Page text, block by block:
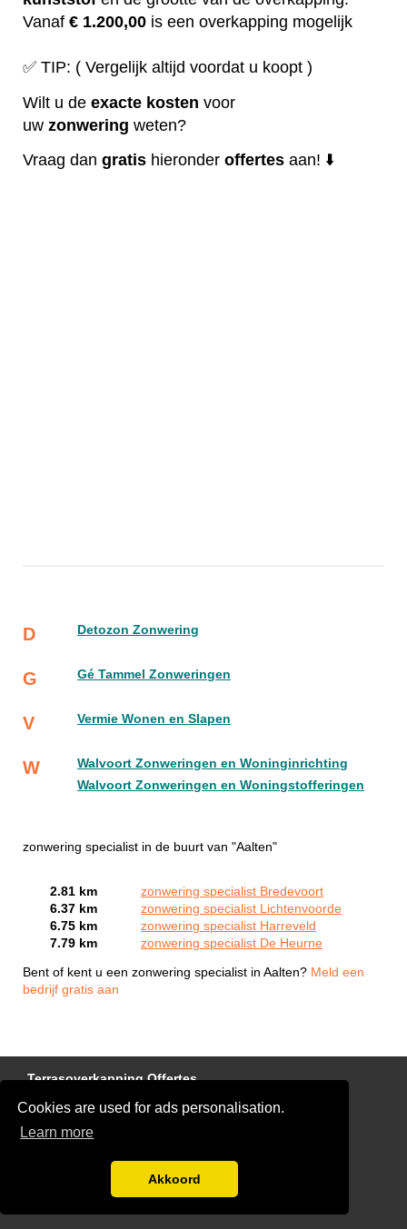
Cookies are used for ads personalisation.
Learn more
Akkoord
Vanaf € 1.200,00 is een overkapping mogelijk
✅ TIP: ( Vergelijk altijd voordat u koopt )
Wilt u de exacte kosten voor
uw zonwering weten?
Vraag dan gratis hieronder offertes aan! ⬇️
D Detozon Zonwering
G Gé Tammel Zonweringen
V Vermie Wonen en Slapen
W
Walvoort Zonweringen en Woninginrichting
Walvoort Zonweringen en Woningstofferingen
zonwering specialist in de buurt van "Aalten"
2.81 km
zonwering specialist Bredevoort
6.37 km
zonwering specialist Lichtenvoorde
6.75 km
zonwering specialist Harreveld
7.79 km
zonwering specialist De Heurne
Bent of kent u een zonwering specialist in Aalten? Meld een
bedrijf gratis aan
Terrasoverkapping Offertes
Disclaimer
Buitenzonwering plaatsen of vervangen